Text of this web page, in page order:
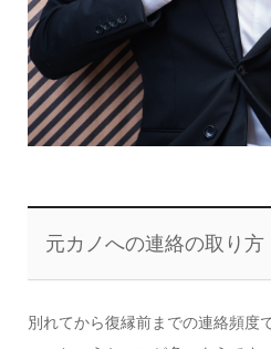
元カノへの連絡の取り方
別れてから復縁前までの連絡頻度